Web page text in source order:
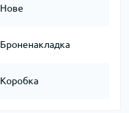
Нове
Броненакладка
Коробка